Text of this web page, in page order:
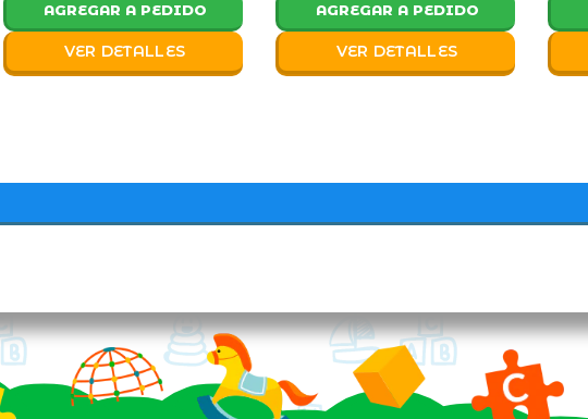
AGREGAR A PEDIDO
VER DETALLES
AGREGAR A PEDIDO
VER DETALLES